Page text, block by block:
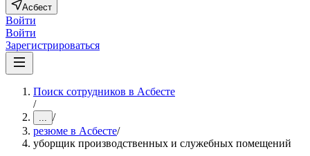
Асбест
Войти
Войти
Зарегистрироваться
Поиск сотрудников в Асбесте
/
... /
резюме в Асбесте/
уборщик производственных и служебных помещений